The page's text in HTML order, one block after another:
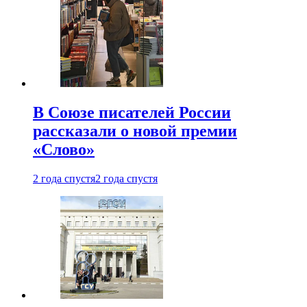
В Союзе писателей России
рассказали о новой премии
«Слово»
2 года спустя2 года спустя